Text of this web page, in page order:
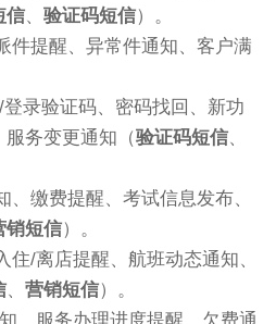
信、验证码短信）。
件提醒、异常件通知、客户满
录验证码、密码找回、新功
服务变更通知（验证码短信、
、缴费提醒、考试信息发布、
销短信）。
住/离店提醒、航班动态通知、
、营销短信）。